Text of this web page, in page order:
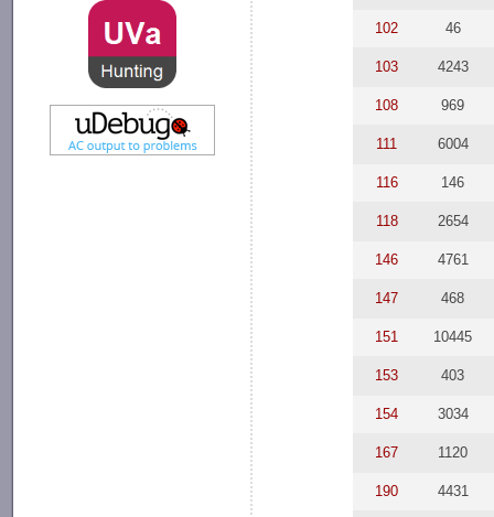
102 46
103 4243
108 969
111 6004
116 146
118 2654
146 4761
147 468
151 10445
153 403
154 3034
167 1120
190 4431